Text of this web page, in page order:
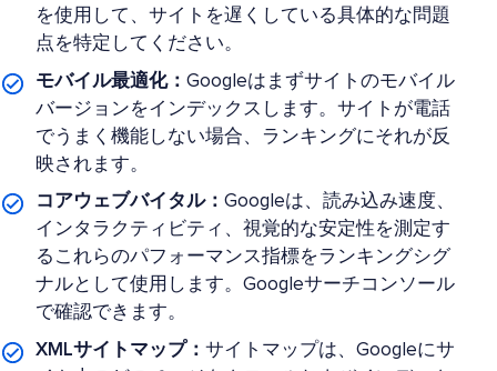
を使用して、サイトを遅くしている具体的な問題
点を特定してください。
モバイル最適化：Googleはまずサイトのモバイル
バージョンをインデックスします。サイトが電話
でうまく機能しない場合、ランキングにそれが反
映されます。
コアウェブバイタル：Googleは、読み込み速度、
インタラクティビティ、視覚的な安定性を測定す
るこれらのパフォーマンス指標をランキングシグ
ナルとして使用します。Googleサーチコンソール
で確認できます。
XMLサイトマップ：サイトマップは、Googleにサ